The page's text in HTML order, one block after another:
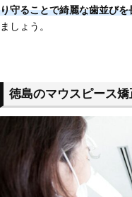
り守ることで綺麗な歯並び
ましょう。
徳島のマウスピース矯